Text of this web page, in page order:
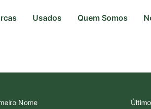
Usados Quem Somos
Nome